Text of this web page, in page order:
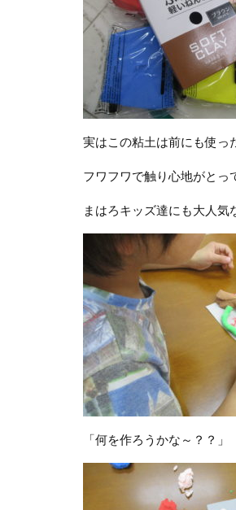
実はこの粘土は前にも使っ
フワフワで触り心地がと
まはろキッズ達にも大人気
「何を作ろうかな～？？」